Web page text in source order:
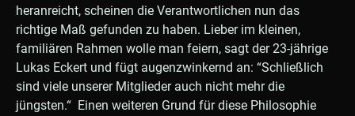
heranreicht, scheinen die Verantwortlichen nun das
richtige Maß gefunden zu haben. Lieber im kleinen,
familiären Rahmen wolle man feiern, sagt der 23-jährige
Lukas Eckert und fügt augenzwinkernd an: “Schließlich
sind viele unserer Mitglieder auch nicht mehr die
jüngsten.“ Einen weiteren Grund für diese Philosophie